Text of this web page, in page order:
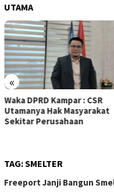
UTAMA
«
Hendri Domo :
Suku dan Budaya di
Jadi Kekuatan
TAG:SMELTER
Freeport Janji Bangun